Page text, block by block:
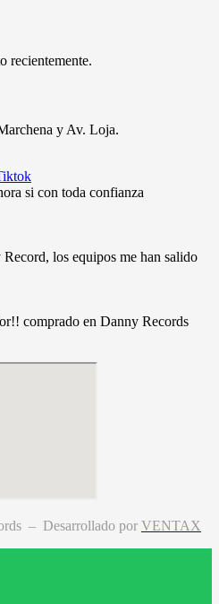
recientemente.
y Av. Loja.
si con toda confianza
los equipos me han salido
comprado en Danny Records
– Desarrollado por VENTAX